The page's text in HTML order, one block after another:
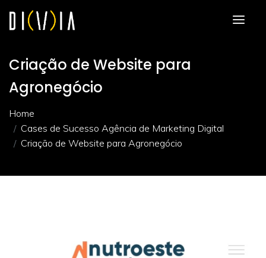
Criação de Website para
Agronegócio
Home
Cases de Sucesso Agência de Marketing Digital
Criação de Website para Agronegócio